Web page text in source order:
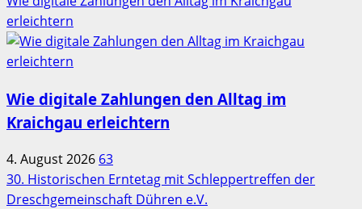
erleichtern
Wie digitale Zahlungen den Alltag im
Kraichgau erleichtern
4. August 2026 63
30. Historischen Erntetag mit Schleppertreffen der
Dreschgemeinschaft Dühren e.V.